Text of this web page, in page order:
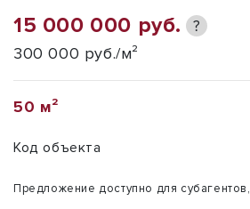
15 000 000 руб. ?
300 000 руб./м²
50 м²
Код объекта
Предложение доступно для субагентов,